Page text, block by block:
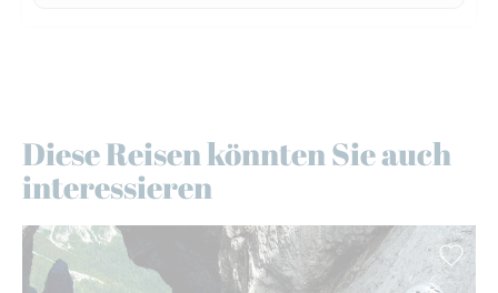
Diese Reisen könnten Sie auch
interessieren